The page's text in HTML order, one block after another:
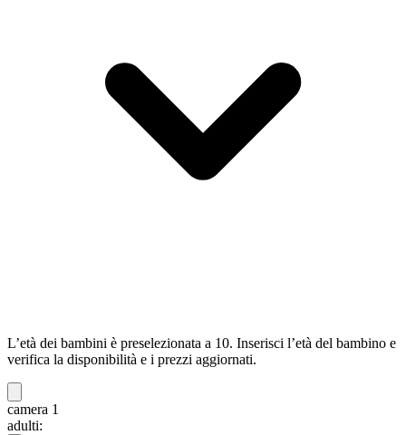
L’età dei bambini è preselezionata a 10. Inserisci l’età del bambino e
verifica la disponibilità e i prezzi aggiornati.
camera 1
adulti: